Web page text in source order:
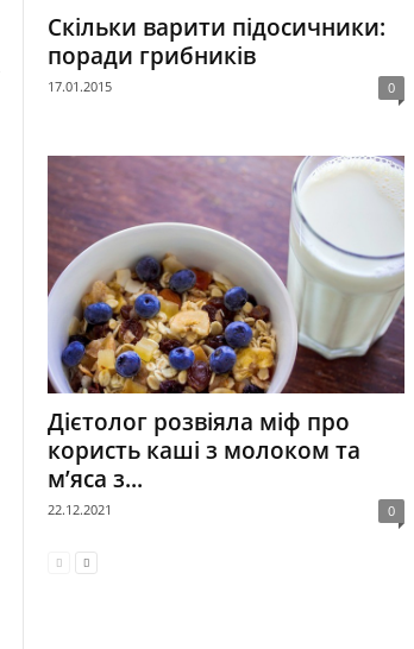
Скільки варити підосичники:
поради грибників
17.01.2015 0
Дієтолог розвіяла міф про
користь каші з молоком та
м’яса з...
22.12.2021 0